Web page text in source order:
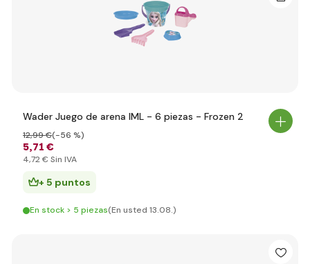
Wader Juego de arena IML - 6 piezas - Frozen 2
5,71 €
12,99 €(-56 %)
4,72 € Sin IVA
+ 5 puntos
En stock > 5 piezas(En usted 13.08.)